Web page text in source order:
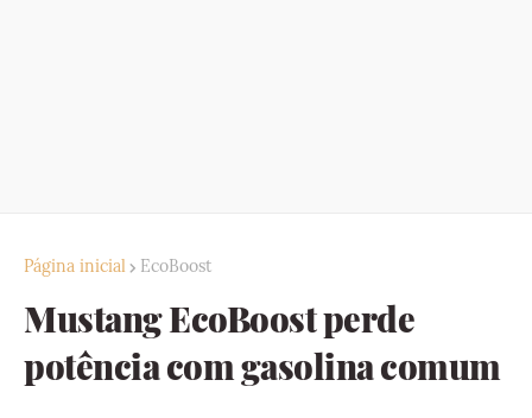
Página inicial EcoBoost
Mustang EcoBoost perde
potência com gasolina comum